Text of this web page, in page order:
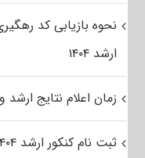
نحوه بازیابی کد
ارشد ۱۴۰۴
زمان اعلام نتایج ارشد
ثبت نام کنکور ارشد ۱۴۰۴